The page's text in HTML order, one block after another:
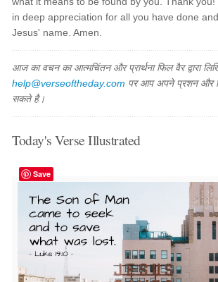
in deep appreciation for all you have done
Jesus' name. Amen.
आज का वचन का आत्मचिंतन और प्रार्थना फिल वैर द्वारा
help@verseoftheday.com पर आप अपने प्रशन और
सकते है।
Today's Verse Illustrated
Save